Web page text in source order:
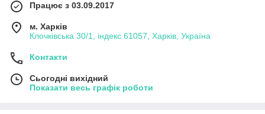
Працює з 03.09.2017
м. Харків
Клочківська 30/1, індекс 61057, Харків, Україна
Контакти
Сьогодні вихідний
Показати весь графік роботи